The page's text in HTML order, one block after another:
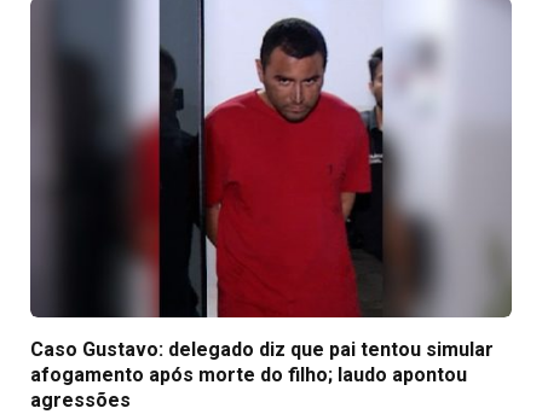
Caso Gustavo: delegado diz que pai tentou simular
afogamento após morte do filho; laudo apontou
agressões